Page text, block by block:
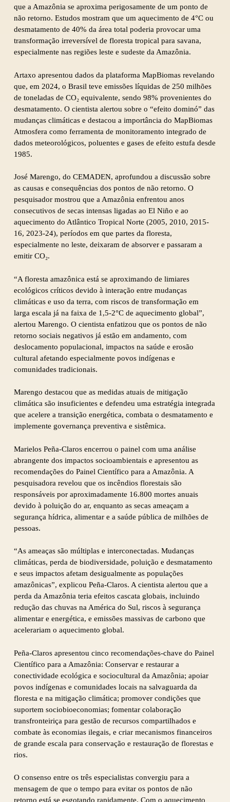
que a Amazônia se aproxima perigosamente de um ponto de
não retorno. Estudos mostram que um aquecimento de 4°C ou
desmatamento de 40% da área total poderia provocar uma
transformação irreversível de floresta tropical para savana,
especialmente nas regiões leste e sudeste da Amazônia.
Artaxo apresentou dados da plataforma MapBiomas revelando
que, em 2024, o Brasil teve emissões líquidas de 250 milhões
de toneladas de CO₂ equivalente, sendo 98% provenientes do
desmatamento. O cientista alertou sobre o “efeito dominó” das
mudanças climáticas e destacou a importância do MapBiomas
Atmosfera como ferramenta de monitoramento integrado de
dados meteorológicos, poluentes e gases de efeito estufa desde
1985.
José Marengo, do CEMADEN, aprofundou a discussão sobre
as causas e consequências dos pontos de não retorno. O
pesquisador mostrou que a Amazônia enfrentou anos
consecutivos de secas intensas ligadas ao El Niño e ao
aquecimento do Atlântico Tropical Norte (2005, 2010, 2015-
16, 2023-24), períodos em que partes da floresta,
especialmente no leste, deixaram de absorver e passaram a
emitir CO₂.
“A floresta amazônica está se aproximando de limiares
ecológicos críticos devido à interação entre mudanças
climáticas e uso da terra, com riscos de transformação em
larga escala já na faixa de 1,5-2°C de aquecimento global”,
alertou Marengo. O cientista enfatizou que os pontos de não
retorno sociais negativos já estão em andamento, com
deslocamento populacional, impactos na saúde e erosão
cultural afetando especialmente povos indígenas e
comunidades tradicionais.
Marengo destacou que as medidas atuais de mitigação
climática são insuficientes e defendeu uma estratégia integrada
que acelere a transição energética, combata o desmatamento e
implemente governança preventiva e sistêmica.
Marielos Peña-Claros encerrou o painel com uma análise
abrangente dos impactos socioambientais e apresentou as
recomendações do Painel Científico para a Amazônia. A
pesquisadora revelou que os incêndios florestais são
responsáveis por aproximadamente 16.800 mortes anuais
devido à poluição do ar, enquanto as secas ameaçam a
segurança hídrica, alimentar e a saúde pública de milhões de
pessoas.
“As ameaças são múltiplas e interconectadas. Mudanças
climáticas, perda de biodiversidade, poluição e desmatamento
e seus impactos afetam desigualmente as populações
amazônicas”, explicou Peña-Claros. A cientista alertou que a
perda da Amazônia teria efeitos cascata globais, incluindo
redução das chuvas na América do Sul, riscos à segurança
alimentar e energética, e emissões massivas de carbono que
acelerariam o aquecimento global.
Peña-Claros apresentou cinco recomendações-chave do Painel
Científico para a Amazônia: Conservar e restaurar a
conectividade ecológica e sociocultural da Amazônia; apoiar
povos indígenas e comunidades locais na salvaguarda da
floresta e na mitigação climática; promover condições que
suportem sociobioeconomias; fomentar colaboração
transfronteiriça para gestão de recursos compartilhados e
combate às economias ilegais, e criar mecanismos financeiros
de grande escala para conservação e restauração de florestas e
rios.
O consenso entre os três especialistas convergiu para a
mensagem de que o tempo para evitar os pontos de não
retorno está se esgotando rapidamente. Com o aquecimento